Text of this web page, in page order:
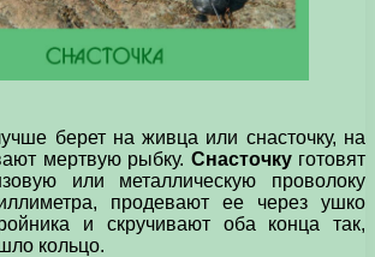
берет на живца или снасточку, на
мертвую рыбку. Снасточку готовят
или металлическую проволоку
продевают ее через ушко
и скручивают оба конца так,
кольцо.